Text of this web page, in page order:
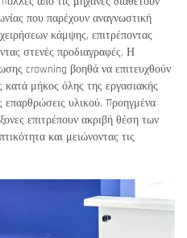
που παρέχουν αναγνωστική
κάμψης, επιτρέποντας
στενές προδιαγραφές. Η
crowning βοηθά να επιτευχθούν
μήκος όλης της εργασιακής
επαρθρώσεις υλικού. Προηγμένα
επιτρέπουν ακριβή θέση των
και μειώνοντας τις